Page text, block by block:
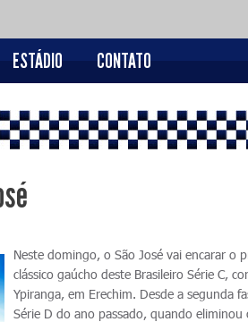
ESTÁDIO CONTATO
Neste domingo, o São José vai encarar o
clássico gaúcho deste Brasileiro Série C,
Ypiranga, em Erechim. Desde a segunda
Série D do ano passado, quando eliminou